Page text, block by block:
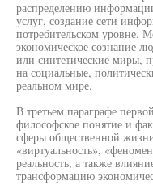
распределению
услуг, создание сети
потребительском уровне.
экономическое сознание
или синтетические миры,
на социальные,
реальном мире.
В третьем параграфе
философское понятие и
сферы общественной
«виртуальность»,
реальность, а также
трансформацию